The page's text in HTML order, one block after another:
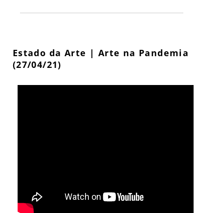
Estado da Arte | Arte na Pandemia
(27/04/21)